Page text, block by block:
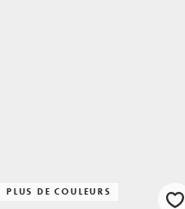
PLUS DE COULEURS